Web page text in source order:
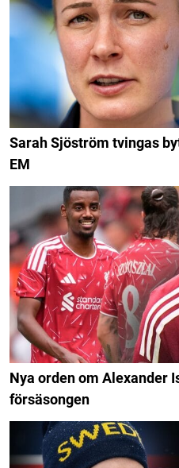
Sarah Sjöström tvingas
EM
Nya orden om Alexander
försäsongen